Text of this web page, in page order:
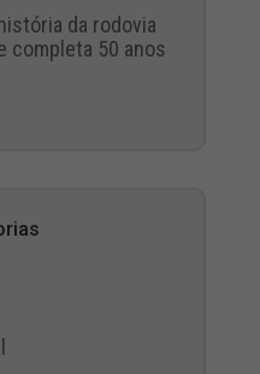
da rodovia
completa 50 anos